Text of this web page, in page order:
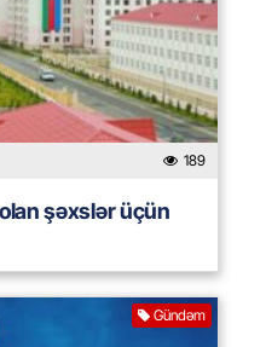
189
şəxslər üçün
Gündəm